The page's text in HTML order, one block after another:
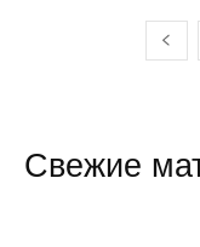
Свежие